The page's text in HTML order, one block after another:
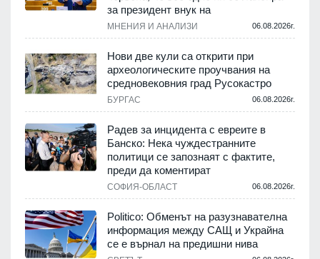
за президент внук на
МНЕНИЯ И АНАЛИЗИ 06.08.2026г.
Нови две кули са открити при
археологическите проучвания на
средновековния град Русокастро
БУРГАС 06.08.2026г.
Радев за инцидента с евреите в
Банско: Нека чуждестранните
политици се запознаят с фактите,
преди да коментират
СОФИЯ-ОБЛАСТ 06.08.2026г.
Politico: Обменът на разузнавателна
информация между САЩ и Украйна
се е върнал на предишни нива